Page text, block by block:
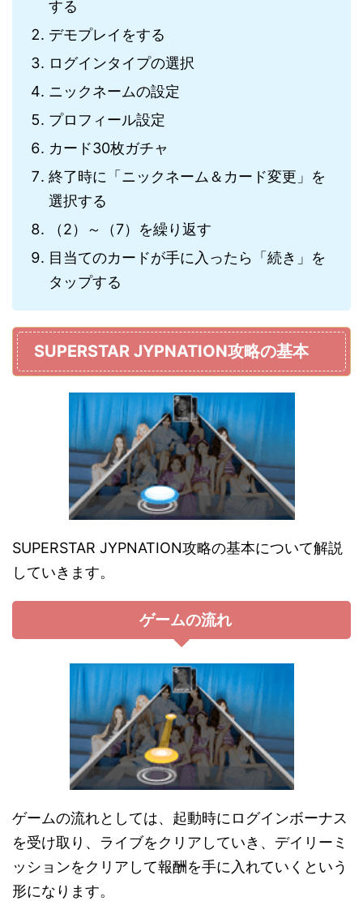
する
デモプレイをする
ログインタイプの選択
ニックネームの設定
プロフィール設定
カード30枚ガチャ
終了時に「ニックネーム＆カード変更」を
選択する
（2）～（7）を繰り返す
目当てのカードが手に入ったら「続き」を
タップする
SUPERSTAR JYPNATION攻略の基本
SUPERSTAR JYPNATION攻略の基本について解説
していきます。
ゲームの流れ
ゲームの流れとしては、起動時にログインボーナス
を受け取り、ライブをクリアしていき、デイリーミ
ッションをクリアして報酬を手に入れていくという
形になります。